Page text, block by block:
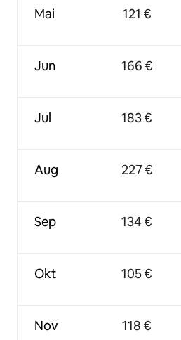
Mai
Jun
Jul
Aug
Sep
Okt
Nov
121 €
166 €
183 €
227 €
134 €
105 €
118 €